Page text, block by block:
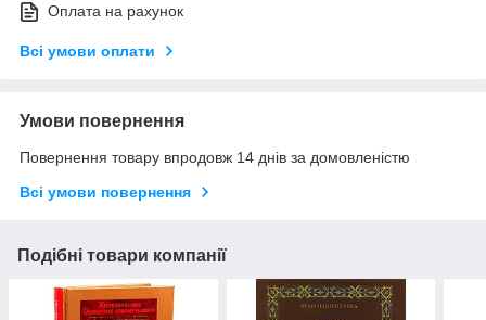
Оплата на рахунок
Всі умови оплати
Умови повернення
Повернення товару впродовж 14 днів за домовленістю
Всі умови повернення
Подібні товари компанії